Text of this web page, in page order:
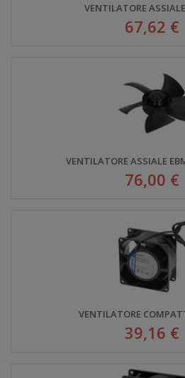
VENTILATORE
67,62 €
VENTILATORE ASSIALE
76,00 €
VENTILATORE
39,16 €